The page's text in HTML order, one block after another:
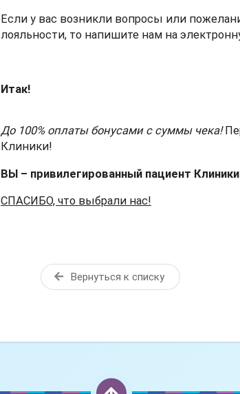
Если у вас возникли вопросы или
лояльности, то напишите нам на
Итак!
До 100% оплаты бонусами с суммы чека!
Клиники!
ВЫ – привилегированный пациент
СПАСИБО, что выбрали нас!
Вернуться к списку